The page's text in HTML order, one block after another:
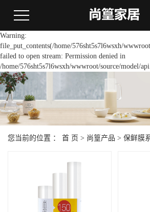
Warning:
file_put_contents(/home/576sht5s7l6wsxh/
failed to open stream: Permission denied in
/home/576sht5s7l6wsxh/wwwroot/source/model/
您当前的位置 ： 首 页 > 尚篁产品 > 保鲜膜